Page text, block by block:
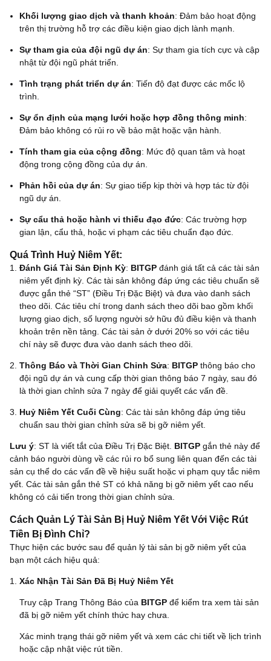
Khối lượng giao dịch và thanh khoản: Đảm bảo hoạt động
trên thị trường hỗ trợ các điều kiện giao dịch lành mạnh.
Sự tham gia của đội ngũ dự án: Sự tham gia tích cực và cập
nhật từ đội ngũ phát triển.
Tình trạng phát triển dự án: Tiến độ đạt được các mốc lộ
trình.
Sự ổn định của mạng lưới hoặc hợp đồng thông minh:
Đảm bảo không có rủi ro về bảo mật hoặc vận hành.
Tính tham gia của cộng đồng: Mức độ quan tâm và hoạt
động trong cộng đồng của dự án.
Phản hồi của dự án: Sự giao tiếp kịp thời và hợp tác từ đội
ngũ dự án.
Sự cẩu thả hoặc hành vi thiếu đạo đức: Các trường hợp
gian lận, cẩu thả, hoặc vi phạm các tiêu chuẩn đạo đức.
Quá Trình Huỷ Niêm Yết:
Đánh Giá Tài Sản Định Kỳ: BITGP đánh giá tất cả các tài sản
niêm yết định kỳ. Các tài sản không đáp ứng các tiêu chuẩn sẽ
được gắn thẻ “ST” (Điều Trị Đặc Biệt) và đưa vào danh sách
theo dõi. Các tiêu chí trong danh sách theo dõi bao gồm khối
lượng giao dịch, số lượng người sở hữu đủ điều kiện và thanh
khoản trên nền tảng. Các tài sản ở dưới 20% so với các tiêu
chí này sẽ được đưa vào danh sách theo dõi.
Thông Báo và Thời Gian Chỉnh Sửa: BITGP thông báo cho
đội ngũ dự án và cung cấp thời gian thông báo 7 ngày, sau đó
là thời gian chỉnh sửa 7 ngày để giải quyết các vấn đề.
Huỷ Niêm Yết Cuối Cùng: Các tài sản không đáp ứng tiêu
chuẩn sau thời gian chỉnh sửa sẽ bị gỡ niêm yết.
Lưu ý: ST là viết tắt của Điều Trị Đặc Biệt. BITGP gắn thẻ này để
cảnh báo người dùng về các rủi ro bổ sung liên quan đến các tài
sản cụ thể do các vấn đề về hiệu suất hoặc vi phạm quy tắc niêm
yết. Các tài sản gắn thẻ ST có khả năng bị gỡ niêm yết cao nếu
không có cải tiến trong thời gian chỉnh sửa.
Cách Quản Lý Tài Sản Bị Huỷ Niêm Yết Với Việc Rút
Tiền Bị Đình Chỉ?
Thực hiện các bước sau để quản lý tài sản bị gỡ niêm yết của
bạn một cách hiệu quả:
Xác Nhận Tài Sản Đã Bị Huỷ Niêm Yết
Truy cập Trang Thông Báo của BITGP để kiểm tra xem tài sản
đã bị gỡ niêm yết chính thức hay chưa.
Xác minh trạng thái gỡ niêm yết và xem các chi tiết về lịch trình
hoặc cập nhật việc rút tiền.